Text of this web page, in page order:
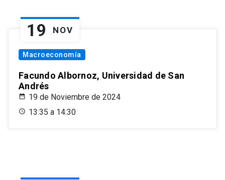
19 NOV
Macroeconomía
Facundo Albornoz, Universidad de San
Andrés
19 de Noviembre de 2024
13:35 a 14:30